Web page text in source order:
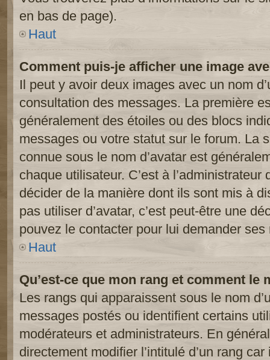
en bas de page).
Haut
Comment puis-je afficher une image
Il peut y avoir deux images avec un nom
consultation des messages. La première
généralement des étoiles ou des blocs
messages ou votre statut sur le forum. La
connue sous le nom d’avatar est
chaque utilisateur. C’est à l’administrateur
décider de la manière dont ils sont mis à
pas utiliser d’avatar, c’est peut-être une
pouvez le contacter pour lui demander ses
Haut
Qu’est-ce que mon rang et comment le
Les rangs qui apparaissent sous le nom
messages postés ou identifient certains
modérateurs et administrateurs. En
directement modifier l’intitulé d’un rang